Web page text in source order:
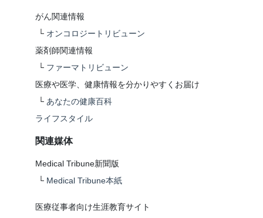
がん関連情報
└ オンコロジートリビューン
薬剤師関連情報
└ ファーマトリビューン
医療や医学、健康情報を分かりやすくお届け
└ あなたの健康百科
ライフスタイル
関連媒体
Medical Tribune新聞版
└ Medical Tribune本紙
医療従事者向け生涯教育サイト